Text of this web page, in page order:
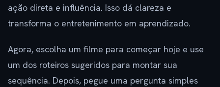
ação direta e influência. Isso dá clareza e
transforma o entretenimento em aprendizado.
Agora, escolha um filme para começar hoje e use
um dos roteiros sugeridos para montar sua
sequência. Depois, pegue uma pergunta simples